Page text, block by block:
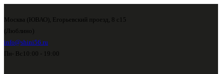
Москва (ЮВАО), Егорьевский проезд, 8 с15
(Люблино)
info@shini56.ru
Пн- Вс 10:00 - 19:00